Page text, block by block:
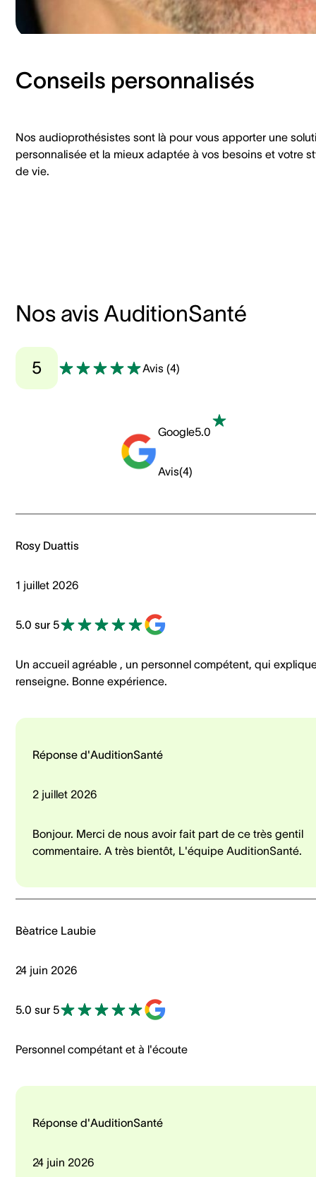
Conseils personnalisés
Nos audioprothésistes sont là pour vous apporter une
personnalisée et la mieux adaptée à vos besoins et votre
de vie.
Nos avis AuditionSanté
5 Avis (4)
Google5.0
Avis(4)
Rosy Duattis
1 juillet 2026
5.0 sur 5
Un accueil agréable , un personnel compétent, qui
renseigne. Bonne expérience.
Réponse d'AuditionSanté
2 juillet 2026
Bonjour. Merci de nous avoir fait part de ce très gentil
commentaire. A très bientôt, L'équipe AuditionSanté.
Bèatrice Laubie
24 juin 2026
5.0 sur 5
Personnel compétant et à l'écoute
Réponse d'AuditionSanté
24 juin 2026